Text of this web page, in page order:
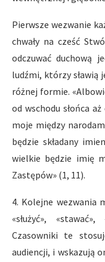
Pierwsze wezwanie
chwały na cześć
odczuwać duchową
ludźmi, którzy sławią
różnej formie.
od wschodu słońca
moje między
będzie składany
wielkie będzie imię
Zastępów» (1, 11).
4. Kolejne wezwania
«służyć»,
Czasowniki te
audiencji, i wskazują